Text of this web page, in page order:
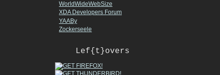
WorldWideWebSize
XDA Developers Forum
YAABy
Zockerseele
Lef{t}overs